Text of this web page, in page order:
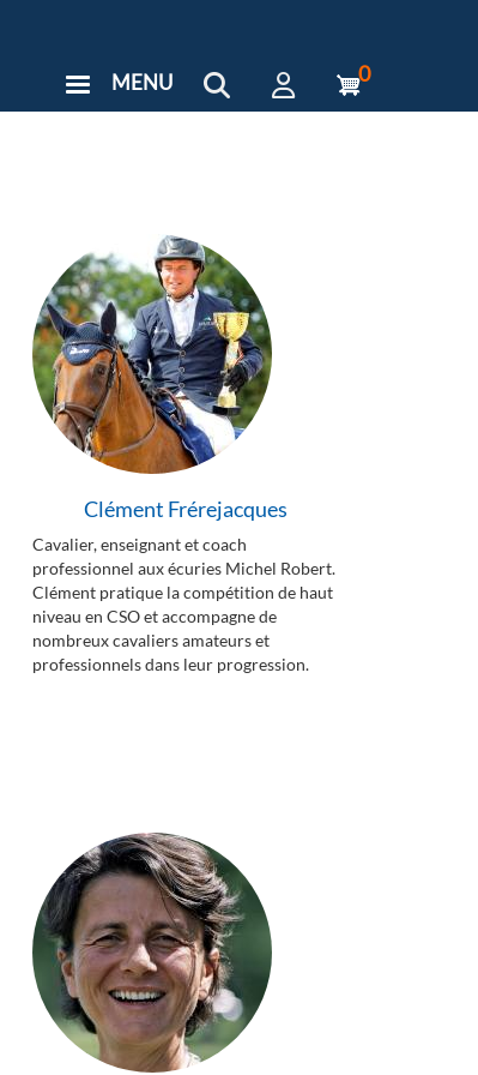
User
MENU 0
Clément Frérejacques
Cavalier, enseignant et coach
professionnel aux écuries Michel Robert.
Clément pratique la compétition de haut
niveau en CSO et accompagne de
nombreux cavaliers amateurs et
professionnels dans leur progression.